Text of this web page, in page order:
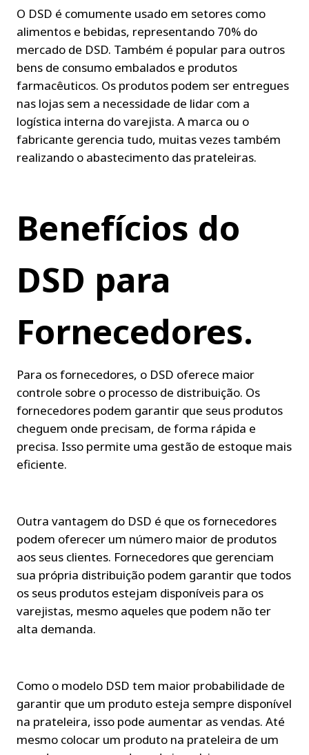
O DSD é comumente usado em setores como
alimentos e bebidas, representando 70% do
mercado de DSD. Também é popular para outros
bens de consumo embalados e produtos
farmacêuticos. Os produtos podem ser entregues
nas lojas sem a necessidade de lidar com a
logística interna do varejista. A marca ou o
fabricante gerencia tudo, muitas vezes também
realizando o abastecimento das prateleiras.
Benefícios do
DSD para
Fornecedores.
Para os fornecedores, o DSD oferece maior
controle sobre o processo de distribuição. Os
fornecedores podem garantir que seus produtos
cheguem onde precisam, de forma rápida e
precisa. Isso permite uma gestão de estoque mais
eficiente.
Outra vantagem do DSD é que os fornecedores
podem oferecer um número maior de produtos
aos seus clientes. Fornecedores que gerenciam
sua própria distribuição podem garantir que todos
os seus produtos estejam disponíveis para os
varejistas, mesmo aqueles que podem não ter
alta demanda.
Como o modelo DSD tem maior probabilidade de
garantir que um produto esteja sempre disponível
na prateleira, isso pode aumentar as vendas. Até
mesmo colocar um produto na prateleira de um